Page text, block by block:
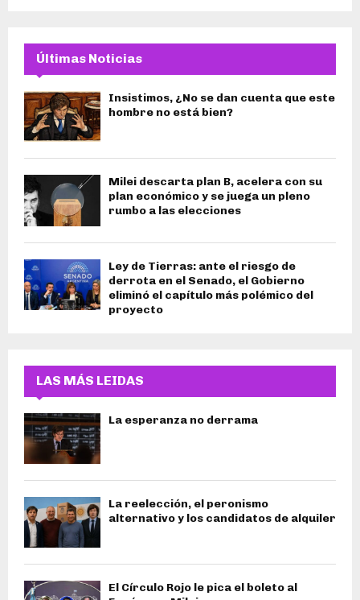
Últimas Noticias
Insistimos, ¿No se dan cuenta que este
hombre no está bien?
Milei descarta plan B, acelera con su
plan económico y se juega un pleno
rumbo a las elecciones
Ley de Tierras: ante el riesgo de
derrota en el Senado, el Gobierno
eliminó el capítulo más polémico del
proyecto
LAS MÁS LEIDAS
La esperanza no derrama
La reelección, el peronismo
alternativo y los candidatos de alquiler
El Círculo Rojo le pica el boleto al